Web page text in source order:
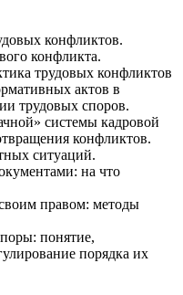
конфликтов.
конфликта.
трудовых конфликтов
актов в
трудовых споров.
системы кадровой
конфликтов.
ситуаций.
на что
правом: методы
понятие,
порядка их